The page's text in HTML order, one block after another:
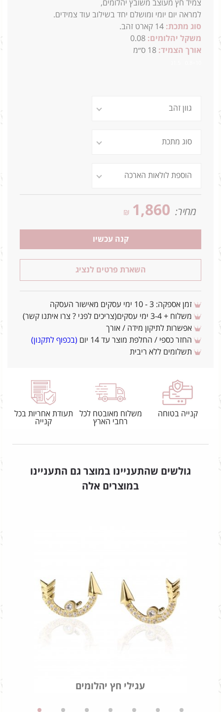
צמיד חץ מעוצב משובץ יהלומים,
למראה יום יומי ומושלם יחד בשילוב עוד צמידים.
סוג מתכת: 14 קארט זהב.
משקל יהלומים: 0.08
אורך הצמיד: 18 ס״מ
מחיר: 1,860
₪
קנה עכשיו
השארת פרטים לנציג
זמן אספקה: 3 - 10 ימי עסקים מאישור העסקה
משלוח + 3-4 ימי עסקים(צריכים לפני ? צרו איתנו קשר)
אפשרות לתיקון מידה / אורך
החזר כספי / החלפת מוצר עד 14 יום
(בכפוף לתקנון)
תשלומים ללא ריבית
קנייה בטוחה
משלוח מאובטח לכל
רחבי הארץ
תעודת אחריות בכל
קנייה
גולשים שהתעניינו במוצר גם התעניינו
במוצרים אלה
עגילי חץ יהלומים